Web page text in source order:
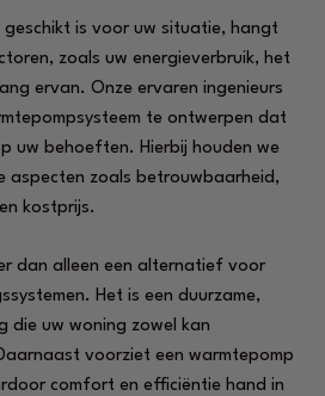
geschikt is voor uw situatie, hangt
zoals uw energieverbruik, het
ervan. Onze ervaren ingenieurs
te ontwerpen dat
uw behoeften. Hierbij houden we
aspecten zoals betrouwbaarheid,
kostprijs.
dan alleen een alternatief voor
Het is een duurzame,
die uw woning zowel kan
voorziet een warmtepomp
comfort en efficiëntie hand in